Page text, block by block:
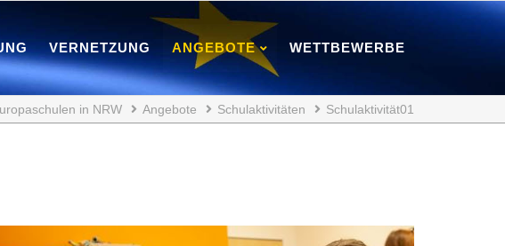
VERNETZUNG ANGEBOTE WETTBEWERBE
in NRW Angebote Schulaktivitäten Schulaktivität01